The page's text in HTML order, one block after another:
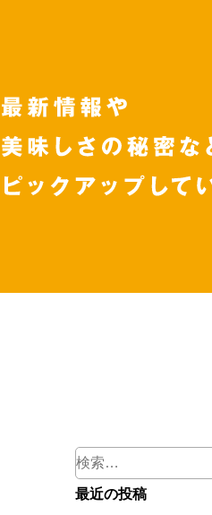
検
索:
最近の投稿